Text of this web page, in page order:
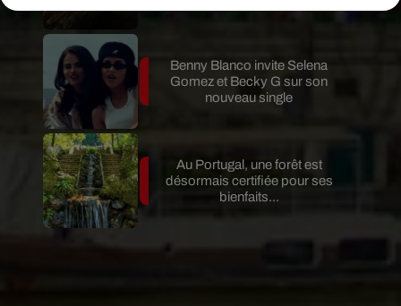
Benny Blanco invite Selena
Gomez et Becky G sur son
nouveau single
Au Portugal, une forêt est
désormais certifiée pour ses
bienfaits...